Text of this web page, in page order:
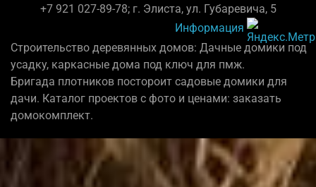
+7 921 027-89-78; г. Элиста, ул. Губаревича, 5
Информация
Строительство деревянных домов: Дачные домики под
усадку, каркасные дома под ключ для пмж.
Бригада плотников постороит садовые домики для
дачи. Каталог проектов с фото и ценами: заказать
домокомплект.